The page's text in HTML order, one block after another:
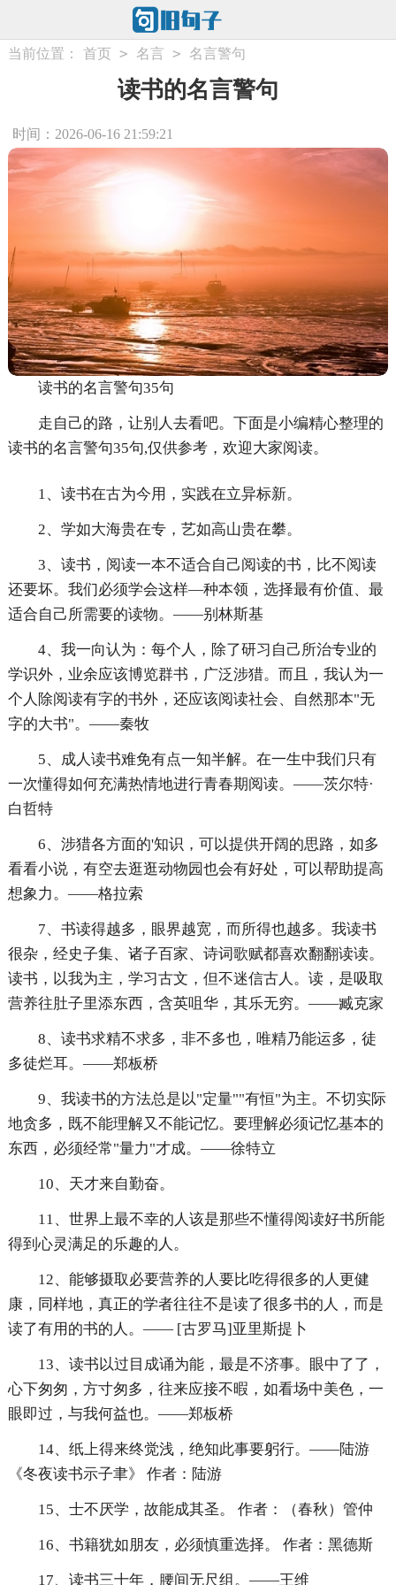
当前位置： 首页 > 名言 > 名言警句
读书的名言警句
时间：2026-06-16 21:59:21
读书的名言警句35句
走自己的路，让别人去看吧。下面是小编精心整理的
读书的名言警句35句,仅供参考，欢迎大家阅读。
1、读书在古为今用，实践在立异标新。
2、学如大海贵在专，艺如高山贵在攀。
3、读书，阅读一本不适合自己阅读的书，比不阅读
还要坏。我们必须学会这样—种本领，选择最有价值、最
适合自己所需要的读物。——别林斯基
4、我一向认为：每个人，除了研习自己所治专业的
学识外，业余应该博览群书，广泛涉猎。而且，我认为一
个人除阅读有字的书外，还应该阅读社会、自然那本"无
字的大书"。——秦牧
5、成人读书难免有点一知半解。在一生中我们只有
一次懂得如何充满热情地进行青春期阅读。——茨尔特·
白哲特
6、涉猎各方面的'知识，可以提供开阔的思路，如多
看看小说，有空去逛逛动物园也会有好处，可以帮助提高
想象力。——格拉索
7、书读得越多，眼界越宽，而所得也越多。我读书
很杂，经史子集、诸子百家、诗词歌赋都喜欢翻翻读读。
读书，以我为主，学习古文，但不迷信古人。读，是吸取
营养往肚子里添东西，含英咀华，其乐无穷。——臧克家
8、读书求精不求多，非不多也，唯精乃能运多，徒
多徒烂耳。——郑板桥
9、我读书的方法总是以"定量""有恒"为主。不切实际
地贪多，既不能理解又不能记忆。要理解必须记忆基本的
东西，必须经常"量力"才成。——徐特立
10、天才来自勤奋。
11、世界上最不幸的人该是那些不懂得阅读好书所能
得到心灵满足的乐趣的人。
12、能够摄取必要营养的人要比吃得很多的人更健
康，同样地，真正的学者往往不是读了很多书的人，而是
读了有用的书的人。—— [古罗马]亚里斯提卜
13、读书以过目成诵为能，最是不济事。眼中了了，
心下匆匆，方寸匆多，往来应接不暇，如看场中美色，一
眼即过，与我何益也。——郑板桥
14、纸上得来终觉浅，绝知此事要躬行。——陆游
《冬夜读书示子聿》 作者：陆游
15、士不厌学，故能成其圣。 作者：（春秋）管仲
16、书籍犹如朋友，必须慎重选择。 作者：黑德斯
17、读书三十年，腰间无尺组。——王维